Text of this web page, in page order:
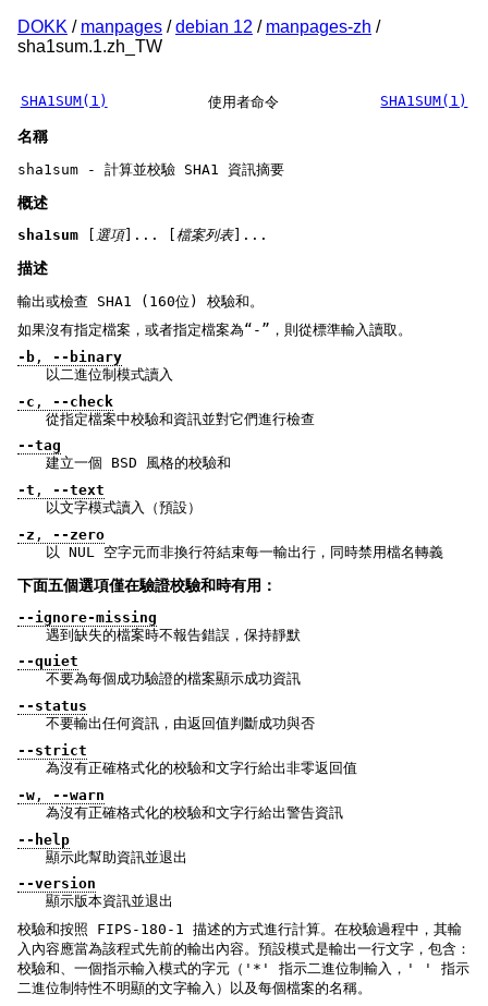
DOKK / manpages /debian 12 / manpages-zh /
sha1sum.1.zh_TW
SHA1SUM(1) 使用者命令 SHA1SUM(1)
名稱
sha1sum - 計算並校驗 SHA1 資訊摘要
概述
sha1sum 選項]... [ 檔案列表]...
描述
輸出或檢查 SHA1 (160位) 校驗和。
如果沒有指定檔案，或者指定檔案為“-”，則從標準輸入讀取。
-b , --binary
以二進位制模式讀入
-c , --check
從指定檔案中校驗和資訊並對它們進行檢查
--tag
建立一個 BSD 風格的校驗和
-t , --text
以文字模式讀入（預設）
-z , --zero
以 NUL 空字元而非換行符結束每一輸出行，同時禁用檔名轉義
下面五個選項僅在驗證校驗和時有用：
--ignore-missing
遇到缺失的檔案時不報告錯誤，保持靜默
--quiet
不要為每個成功驗證的檔案顯示成功資訊
--status
不要輸出任何資訊，由返回值判斷成功與否
--strict
為沒有正確格式化的校驗和文字行給出非零返回值
-w , --warn
為沒有正確格式化的校驗和文字行給出警告資訊
--help
顯示此幫助資訊並退出
--version
顯示版本資訊並退出
校驗和按照 FIPS-180-1 描述的方式進行計算。在校驗過程中，其輸
入內容應當為該程式先前的輸出內容。預設模式是輸出一行文字，包含：
校驗和、一個指示輸入模式的字元（'*' 指示二進位制輸入，' ' 指示
二進位制特性不明顯的文字輸入）以及每個檔案的名稱。